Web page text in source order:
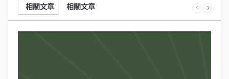
相關文章 相關文章